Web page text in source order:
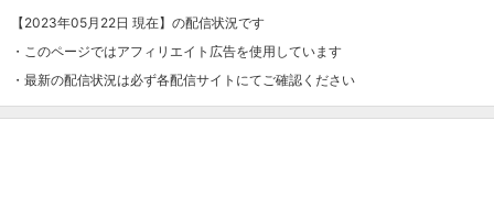
【2023年05月22日 現在】の配信状況です
・このページではアフィリエイト広告を使用しています
・最新の配信状況は必ず各配信サイトにてご確認ください